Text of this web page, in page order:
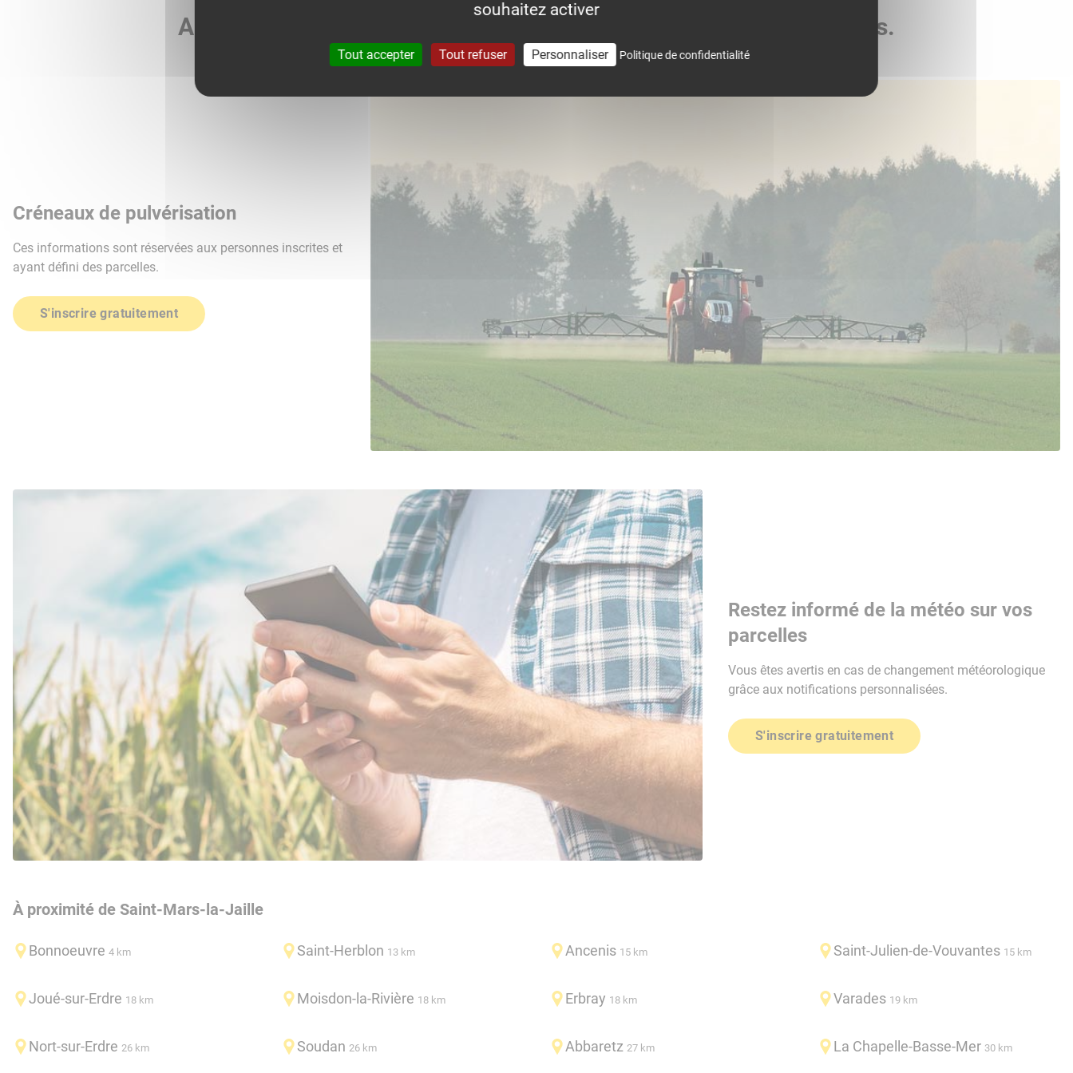
Agri météo vous accompagne dans le suivi météo de vos parcelles.
Créneaux de pulvérisation
Ces informations sont réservées aux personnes inscrites et
ayant défini des parcelles.
S'inscrire gratuitement
Restez informé de la météo sur vos
parcelles
Vous êtes avertis en cas de changement météorologique
grâce aux notifications personnalisées.
S'inscrire gratuitement
À proximité de Saint-Mars-la-Jaille
Bonnoeuvre 4 km Saint-Herblon 13 km Ancenis 15 km Saint-Julien-de-Vouvantes 15 km
Joué-sur-Erdre 18 km Moisdon-la-Rivière 18 km Erbray 18 km Varades 19 km
Nort-sur-Erdre 26 km Soudan 26 km Abbaretz 27 km La Chapelle-Basse-Mer 30 km
souhaitez activer
Tout accepter Tout refuser Personnaliser Politique de confidentialité